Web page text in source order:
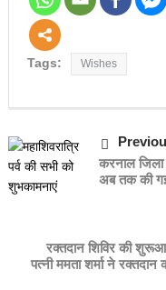
Tags: Wishes
करनाल जिला
अब तक की
रक्तदान शिविर की
पत्नी ममता शर्मा ने